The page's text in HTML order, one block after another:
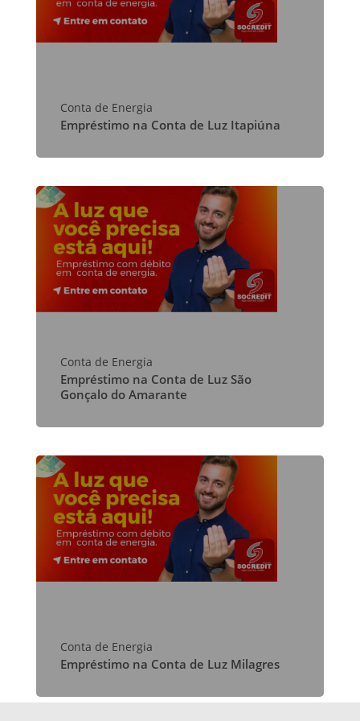
Conta de Energia
Empréstimo na Conta de Luz Itapiúna
Conta de Energia
Empréstimo na Conta de Luz São
Gonçalo do Amarante
Conta de Energia
Empréstimo na Conta de Luz Milagres